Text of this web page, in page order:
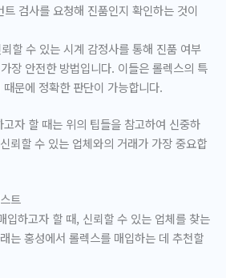
트 검사를 요청해 진품인지 확인하는 것이
할 수 있는 시계 감정사를 통해 진품 여부
장 안전한 방법입니다. 이들은 롤렉스의 특
문에 정확한 판단이 가능합니다.
자 할 때는 위의 팁들을 참고하여 신중하
뢰할 수 있는 업체와의 거래가 가장 중요합
트
입하고자 할 때, 신뢰할 수 있는 업체를 찾는
는 홍성에서 롤렉스를 매입하는 데 추천할